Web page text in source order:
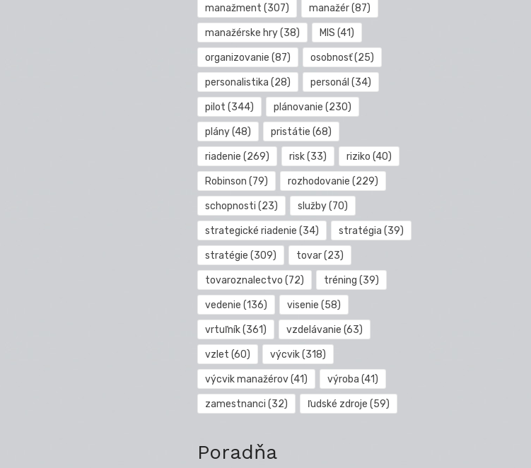
manažment (307) manažér(87)
manažérske hry(38) MIS (41)
organizovanie (87) osobnosť(25)
personalistika (28) personál (34)
pilot (344) plánovanie (230)
plány(48) pristátie (68)
riadenie (269) risk(33) riziko (40)
Robinson (79) rozhodovanie (229)
schopnosti (23) služby(70)
strategické riadenie (34) stratégia (39)
stratégie (309) tovar(23)
tovaroznalectvo (72) tréning (39)
vedenie (136) visenie (58)
vrtuľník(361) vzdelávanie (63)
vzlet (60) výcvik(318)
výcvik manažérov(41) výroba (41)
zamestnanci (32) ľudské zdroje (59)
Poradňa